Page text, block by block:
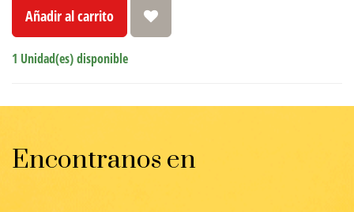
Añadir al carrito
1 Unidad(es) disponible
Encontranos en